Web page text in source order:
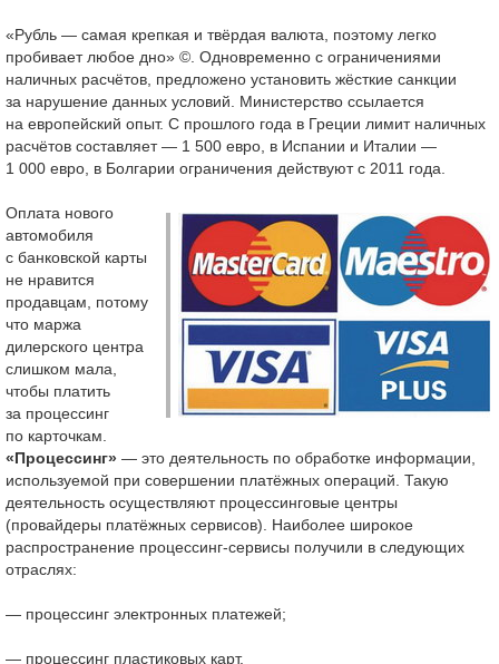
«Рубль — самая крепкая и твёрдая валюта, поэтому легко
пробивает любое дно» ©. Одновременно с ограничениями
наличных расчётов, предложено установить жёсткие санкции
за нарушение данных условий. Министерство ссылается
на европейский опыт. С прошлого года в Греции лимит наличных
расчётов составляет — 1 500 евро, в Испании и Италии —
1 000 евро, в Болгарии ограничения действуют с 2011 года.
Оплата нового
автомобиля
с банковской карты
не нравится
продавцам, потому
что маржа
дилерского центра
слишком мала,
чтобы платить
за процессинг
по карточкам.
«Процессинг» — это деятельность по обработке информации,
используемой при совершении платёжных операций. Такую
деятельность осуществляют процессинговые центры
(провайдеры платёжных сервисов). Наиболее широкое
распространение процессинг-сервисы получили в следующих
отраслях:
— процессинг электронных платежей;
— процессинг пластиковых карт.